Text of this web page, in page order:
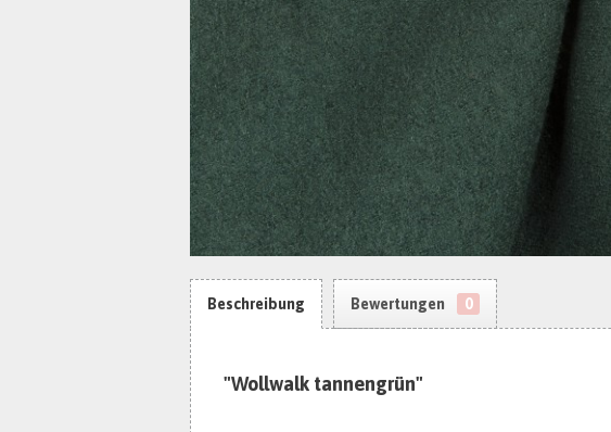
Beschreibung Bewertungen 0
"Wollwalk tannengrün"